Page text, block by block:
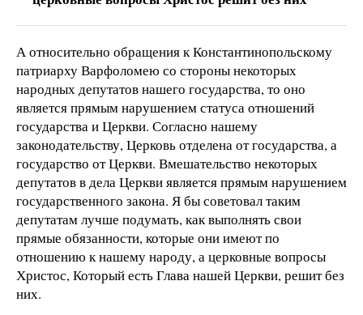
А относительно обращения к Константинопольскому
патриарху Варфоломею со стороны некоторых
народных депутатов нашего государства, то оно
является прямым нарушением статуса отношений
государства и Церкви. Согласно нашему
законодательству, Церковь отделена от государства, а
государство от Церкви. Вмешательство некоторых
депутатов в дела Церкви является прямым нарушением
государственного закона. Я бы советовал таким
депутатам лучше подумать, как выполнять свои
прямые обязанности, которые они имеют по
отношению к нашему народу, а церковные вопросы
Христос, Который есть Глава нашей Церкви, решит без
них.